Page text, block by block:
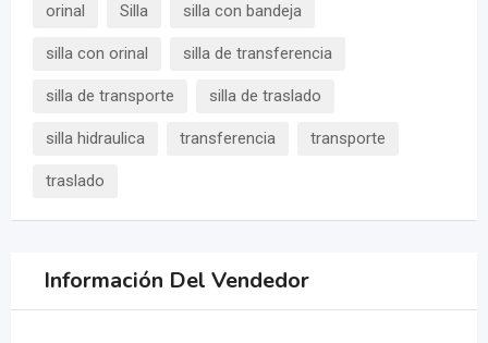
orinal Silla silla con bandeja
silla con orinal silla de transferencia
silla de transporte silla de traslado
silla hidraulica transferencia transporte
traslado
Información Del Vendedor